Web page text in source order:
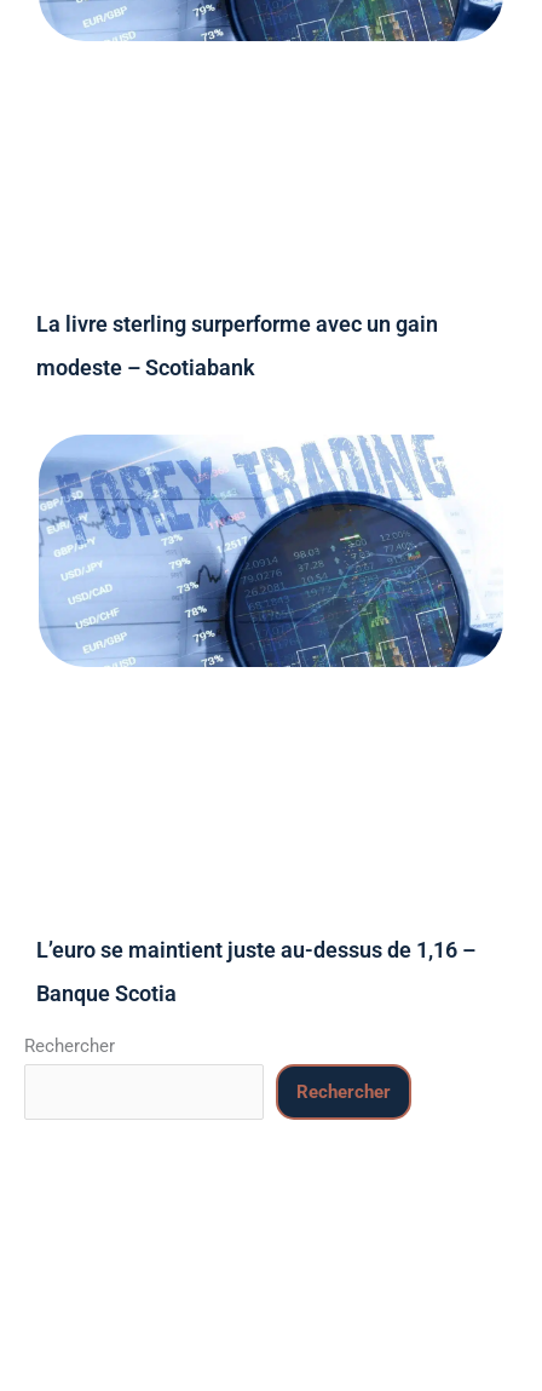
La livre sterling surperforme avec un gain
modeste – Scotiabank
L’euro se maintient juste au-dessus de 1,16 –
Banque Scotia
Rechercher
Rechercher